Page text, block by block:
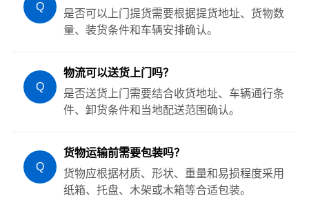
Q
是否可以上门提货需要根据提货地址、货物数
量、装货条件和车辆安排确认。
Q
物流可以送货上门吗？
是否送货上门需要结合收货地址、车辆通行条
件、卸货条件和当地配送范围确认。
Q
货物运输前需要包装吗？
货物应根据材质、形状、重量和易损程度采用
纸箱、托盘、木架或木箱等合适包装。